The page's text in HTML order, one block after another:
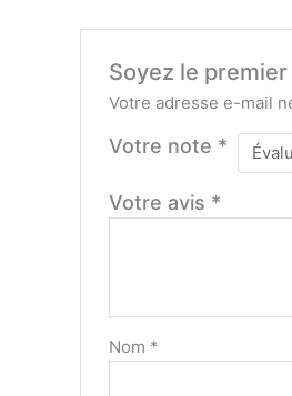
Soyez le
Votre adresse e-mail
Votre note *
Votre avis *
Nom *